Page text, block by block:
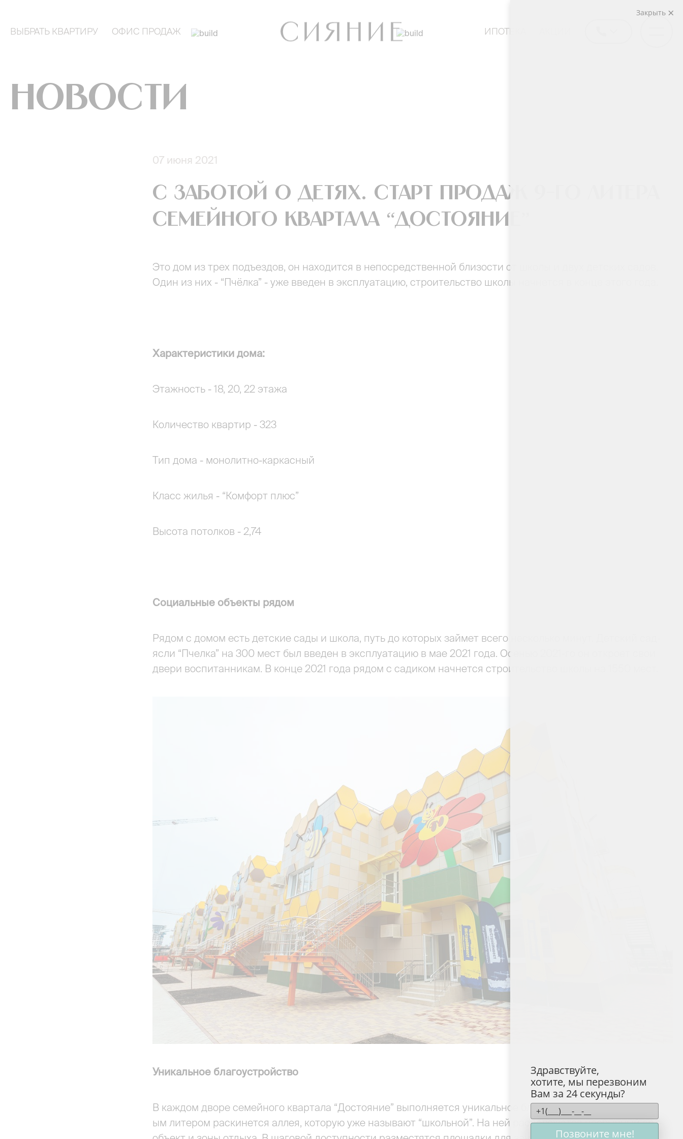
ВЫБРАТЬ КВАРТИРУ ОФИС ПРОДАЖ ИПОТЕКА
Новости
07 июня 2021
С заботой о детях. Старт продаж 9-го литера
семейного квартала “Достояние”
Это дом из трех подъездов, он находится в непосредственной близости от школы и двух детских садов.
Один из них - “Пчёлка” - уже введен в эксплуатацию, строительство школы начнется в конце этого года.
Характеристики дома:
Этажность - 18, 20, 22 этажа
Количество квартир - 323
Тип дома - монолитно-каркасный
Класс жилья - “Комфорт плюс”
Высота потолков - 2,74
Социальные объекты рядом
Рядом с домом есть детские сады и школа, путь до которых займет всего несколько минут. Детский сад-
ясли “Пчелка” на 300 мест был введен в эксплуатацию в мае 2021 года. Осенью 2021-го он откроет свои
двери воспитанникам. В конце 2021 года рядом с садиком начнется строительство школы на 1550 мест.
Уникальное благоустройство
В каждом дворе семейного квартала “Достояние” выполняется уникальное благоустройство. Рядом с 9-
ым литером раскинется аллея, которую уже называют “школьной”. На ней расположатся необычный арт-
Закрыть
Здравствуйте,
хотите, мы перезвоним
Вам за 24 секунды?
Позвоните мне!